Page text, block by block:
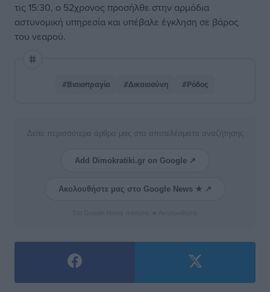
τις 15:30, ο 52χρονος προσήλθε στην αρμόδια
αστυνομική υπηρεσία και υπέβαλε έγκληση σε βάρος
του νεαρού.
#Βιαιοπραγία #Δικαιοσύνη #Ρόδος
Δείτε περισσότερα άρθρα μας στα αποτελέσματα αναζήτησης
Add Dimokratiki.gr on Google ↗
Ακολουθήστε μας στο Google News ★ ↗